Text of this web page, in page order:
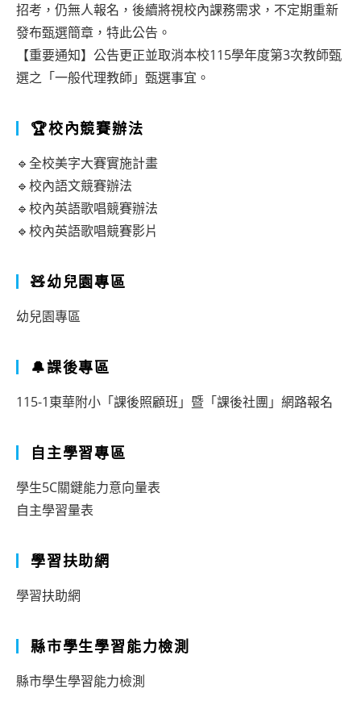
招考，仍無人報名，後續將視校內課務需求，不定期重新
發布甄選簡章，特此公告。
【重要通知】公告更正並取消本校115學年度第3次教師甄
選之「一般代理教師」甄選事宜。
🏆校內競賽辦法
🔹全校美字大賽實施計畫
🔹校內語文競賽辦法
🔹校內英語歌唱競賽辦法
🔹校內英語歌唱競賽影片
🧸幼兒園專區
幼兒園專區
🔔課後專區
115-1東華附小「課後照顧班」暨「課後社團」網路報名
自主學習專區
學生5C關鍵能力意向量表
自主學習量表
學習扶助網
學習扶助網
縣市學生學習能力檢測
縣市學生學習能力檢測